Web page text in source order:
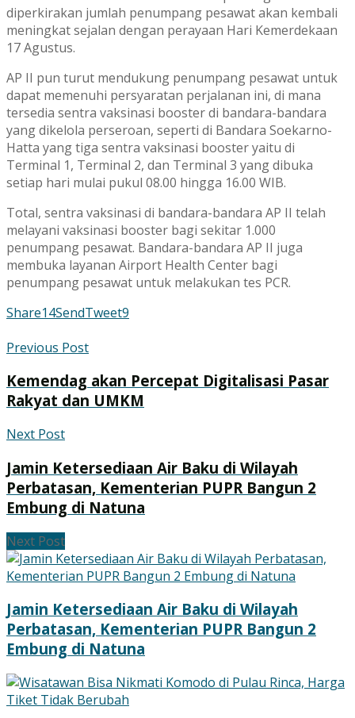
diperkirakan jumlah penumpang pesawat akan kembali
meningkat sejalan dengan perayaan Hari Kemerdekaan
17 Agustus.
AP II pun turut mendukung penumpang pesawat untuk
dapat memenuhi persyaratan perjalanan ini, di mana
tersedia sentra vaksinasi booster di bandara-bandara
yang dikelola perseroan, seperti di Bandara Soekarno-
Hatta yang tiga sentra vaksinasi booster yaitu di
Terminal 1, Terminal 2, dan Terminal 3 yang dibuka
setiap hari mulai pukul 08.00 hingga 16.00 WIB.
Total, sentra vaksinasi di bandara-bandara AP II telah
melayani vaksinasi booster bagi sekitar 1.000
penumpang pesawat. Bandara-bandara AP II juga
membuka layanan Airport Health Center bagi
penumpang pesawat untuk melakukan tes PCR.
Share14SendTweet9
Previous Post
Kemendag akan Percepat Digitalisasi Pasar
Rakyat dan UMKM
Next Post
Jamin Ketersediaan Air Baku di Wilayah
Perbatasan, Kementerian PUPR Bangun 2
Embung di Natuna
Next Post
Jamin Ketersediaan Air Baku di Wilayah
Perbatasan, Kementerian PUPR Bangun 2
Embung di Natuna